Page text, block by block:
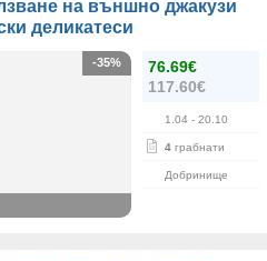
на външно джакузи
деликатеси
76.69€
117.60€
1.04 - 20.10
4 грабнати
Добринище
-35%